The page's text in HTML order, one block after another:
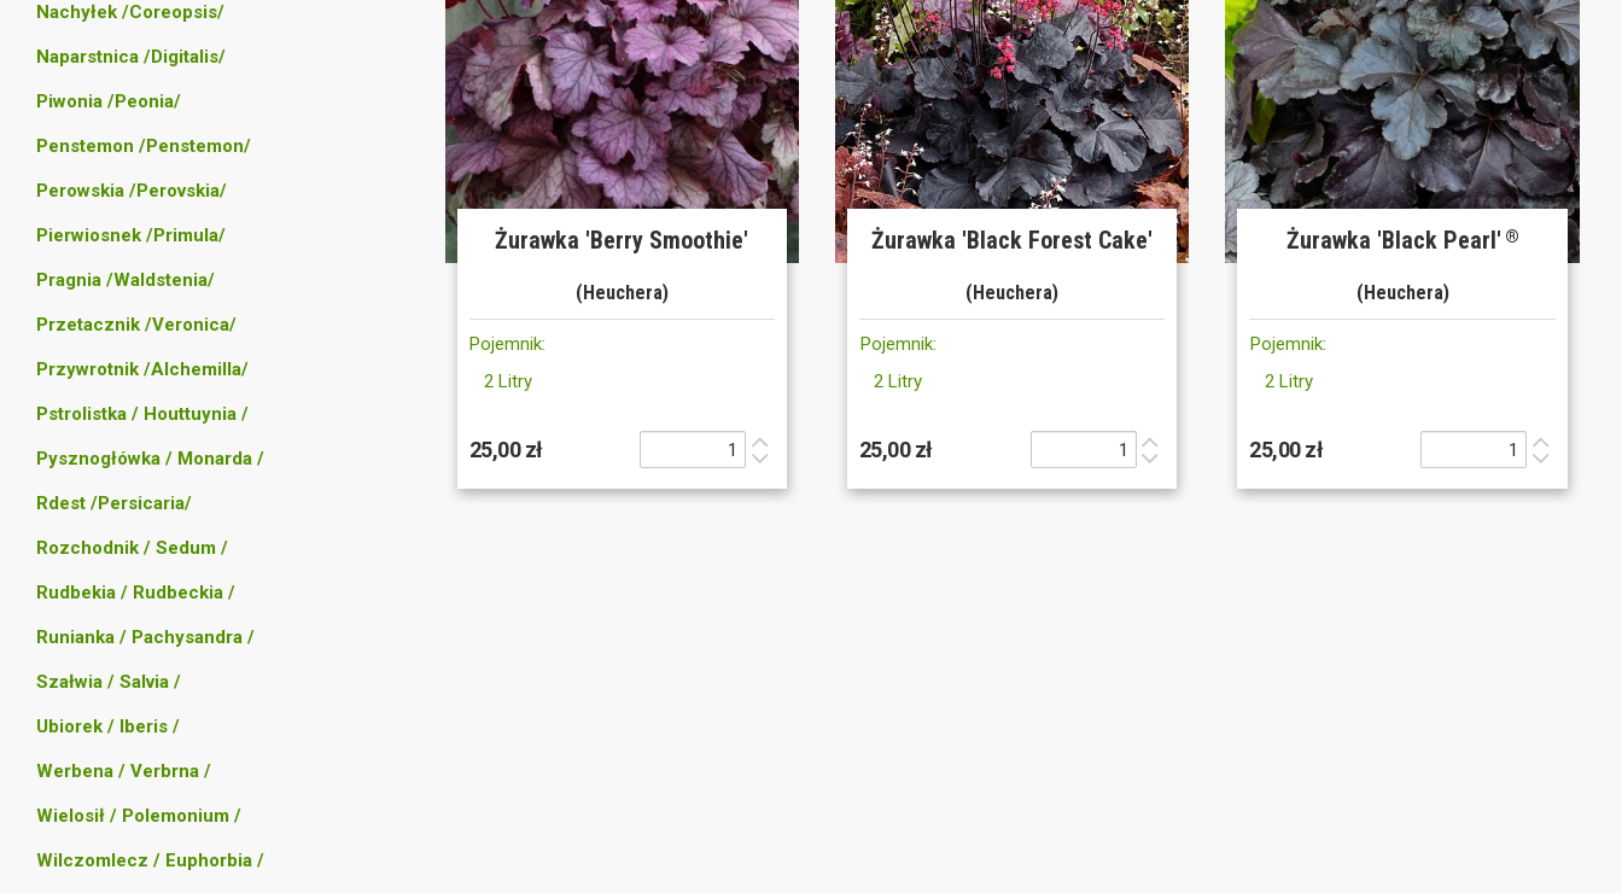
Nachyłek /Coreopsis/
Naparstnica /Digitalis/
Piwonia /Peonia/
Penstemon /Penstemon/
Perowskia /Perovskia/
Pierwiosnek /Primula/
Pragnia /Waldstenia/
Przetacznik /Veronica/
Przywrotnik /Alchemilla/
Pstrolistka / Houttuynia /
Pysznogłówka / Monarda /
Rdest /Persicaria/
Rozchodnik / Sedum /
Rudbekia / Rudbeckia /
Runianka / Pachysandra /
Szałwia / Salvia /
Ubiorek / Iberis /
Werbena / Verbrna /
Wielosił / Polemonium /
Wilczomlecz / Euphorbia /
Żurawka 'Berry Smoothie'
(Heuchera)
Pojemnik:
2 Litry
25,00 zł
Żurawka 'Black Forest Cake'
(Heuchera)
Pojemnik:
2 Litry
25,00 zł
Żurawka 'Black Pearl' ®
(Heuchera)
Pojemnik:
2 Litry
25,00 zł